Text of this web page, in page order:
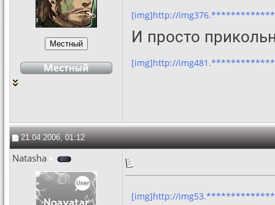
[img]http://img376.**************/
И просто
[img]http://
21.04.2006, 01:12
Natasha
[img]http://img53.**************/